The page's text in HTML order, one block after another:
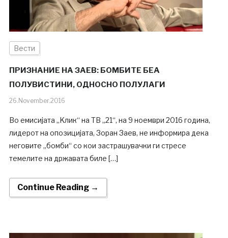
Вести
ПРИЗНАНИЕ НА ЗАЕВ: БОМБИТЕ БЕА
ПОЛУВИСТИНИ, ОДНОСНО ПОЛУЛАГИ
26.November.2016
Во емисијата „Kлик“ на ТВ „21“, на 9 ноември 2016 година,
лидерот на опозицијата, Зоран Заев, не информира дека
неговите „бомби“ со кои застрашувачки ги стресе
темелите на државата биле […]
Continue Reading →